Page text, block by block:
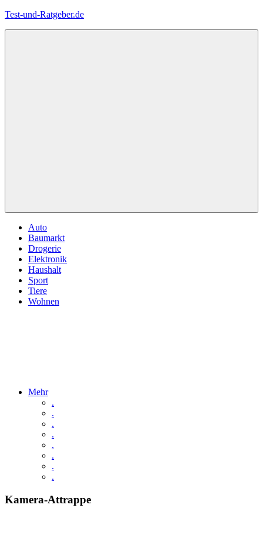
Zum
Test-und-Ratgeber.de
Auto
Baumarkt
Drogerie
Elektronik
Haushalt
Sport
Tiere
Wohnen
Mehr
.
.
.
.
.
.
.
.
Kamera-Attrappe